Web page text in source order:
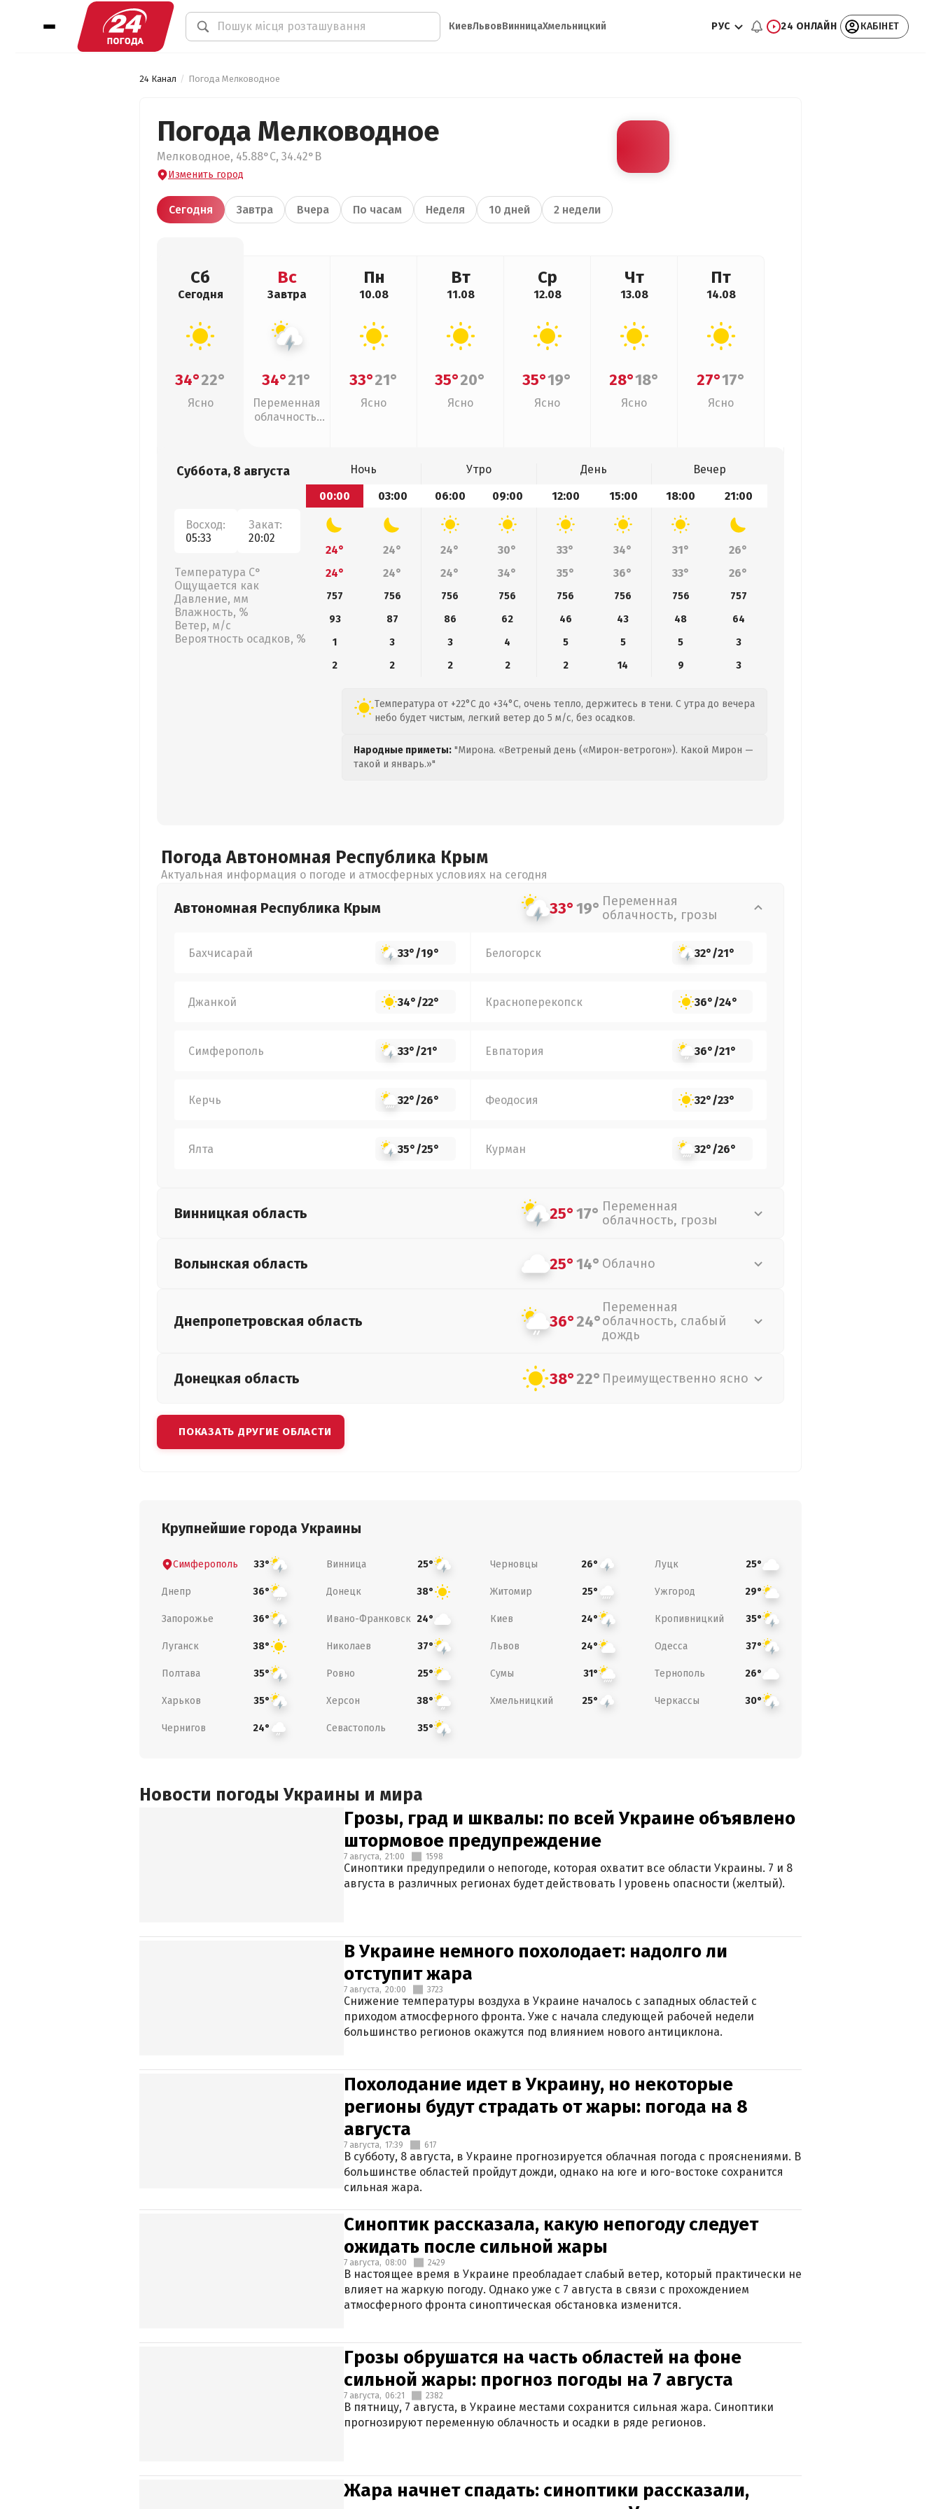
КиевЛьвовВинницаХмельницкий РУС 24 ОНЛАЙН КАБІНЕТ
24 Канал Погода Мелководное
Погода Мелководное
Мелководное, 45.88°С, 34.42°В
Изменить город
Сегодня Завтра Вчера По часам Неделя 10 дней 2 недели
Сб
Сегодня
34°22°
Ясно
Вс
Завтра
34°21°
Переменная
облачность,
Пн
10.08
33°21°
Ясно
Вт
11.08
35°20°
Ясно
Ср
12.08
35°19°
Ясно
Чт
13.08
28°18°
Ясно
Пт
14.08
27°17°
Ясно
Суббота, 8 августа
Восход:
05:33
Закат:
20:02
Температура С°
Ощущается как
Давление, мм
Влажность, %
Ветер, м/с
Вероятность осадков, %
Ночь Утро День
Вечер
00:00
03:00 06:00 09:00 12:00 15:00 18:00 21:00
24° 24° 24° 30° 33° 34° 31°
26°
24°
24° 24° 34° 35° 36° 33° 26°
757 756 756 756 756 756 756
757
93
87 86 62 46 43 48
64
1
3 3 4 5 5 5
3
2
2 2 2 2 14 9 3
Температура от +22°C до +34°C, очень тепло, держитесь в тени. С утра до вечера
небо будет чистым, легкий ветер до 5 м/с, без осадков.
Народные приметы: "Мирона. «Ветреный день («Мирон-ветрогон»). Какой Мирон —
такой и январь.»"
Погода Автономная Республика Крым
Актуальная информация о погоде и атмосферных условиях на сегодня
Автономная Республика Крым 33°19° Переменная
облачность, грозы
Бахчисарай 33°/19° Белогорск 32°/21°
Джанкой 34°/22° Красноперекопск 36°/24°
Симферополь 33°/21° Евпатория 36°/21°
Керчь 32°/26° Феодосия 32°/23°
Ялта 35°/25° Курман 32°/26°
Винницкая область 25°17° Переменная
облачность, грозы
Волынская область 25°14° Облачно
Днепропетровская область 36°24°
Переменная
облачность, слабый
дождь
Донецкая область 38°22° Преимущественно ясно
ПОКАЗАТЬ ДРУГИЕ ОБЛАСТИ
Крупнейшие города Украины
Симферополь 33° Винница 25° Черновцы 26° Луцк 25°
Днепр 36° Донецк 38° Житомир 25° Ужгород 29°
Запорожье 36° Ивано-Франковск 24° Киев 24° Кропивницкий 35°
Луганск 38° Николаев 37° Львов 24° Одесса 37°
Полтава 35° Ровно 25° Сумы 31° Тернополь 26°
Харьков 35° Херсон 38° Хмельницкий 25° Черкассы 30°
Чернигов 24° Севастополь 35°
Новости погоды Украины и мира
Грозы, град и шквалы: по всей Украине объявлено
штормовое предупреждение
7 августа, 21:00 1598
Синоптики предупредили о непогоде, которая охватит все области Украины. 7 и 8
августа в различных регионах будет действовать I уровень опасности (желтый).
В Украине немного похолодает: надолго ли
отступит жара
7 августа, 20:00 3723
Снижение температуры воздуха в Украине началось с западных областей с
приходом атмосферного фронта. Уже с начала следующей рабочей недели
большинство регионов окажутся под влиянием нового антициклона.
Похолодание идет в Украину, но некоторые
регионы будут страдать от жары: погода на 8
августа
7 августа, 17:39 617
В субботу, 8 августа, в Украине прогнозируется облачная погода с прояснениями. В
большинстве областей пройдут дожди, однако на юге и юго-востоке сохранится
сильная жара.
Синоптик рассказала, какую непогоду следует
ожидать после сильной жары
7 августа, 08:00 2429
В настоящее время в Украине преобладает слабый ветер, который практически не
влияет на жаркую погоду. Однако уже с 7 августа в связи с прохождением
атмосферного фронта синоптическая обстановка изменится.
Грозы обрушатся на часть областей на фоне
сильной жары: прогноз погоды на 7 августа
7 августа, 06:21 2382
В пятницу, 7 августа, в Украине местами сохранится сильная жара. Синоптики
прогнозируют переменную облачность и осадки в ряде регионов.
Жара начнет спадать: синоптики рассказали,